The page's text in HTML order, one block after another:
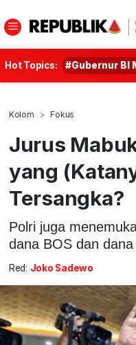
Hot Topics: #Gubernur BI
Kolom Fokus
Jurus
yang
Tersangka?
Polri juga
dana BOS dan
Red: Joko Sadewo